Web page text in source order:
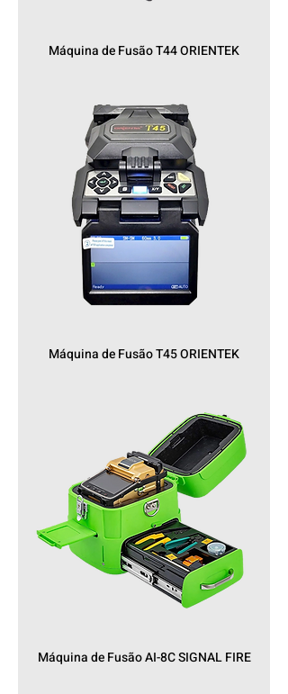
Máquina de Fusão T44 ORIENTEK
Máquina de Fusão T45 ORIENTEK
Máquina de Fusão AI-8C SIGNAL FIRE